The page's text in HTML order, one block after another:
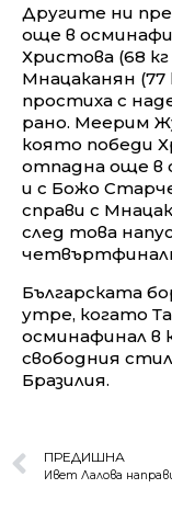
Другите ни
още в
Христова (68
Мнацаканян (77
простиха с
рано. Меерим
която победи
отпадна още в
и с Божо
справи с
след това
Българската
утре, когато
осминафинал в
свободния
Бразилия.
ПРЕДИШНА